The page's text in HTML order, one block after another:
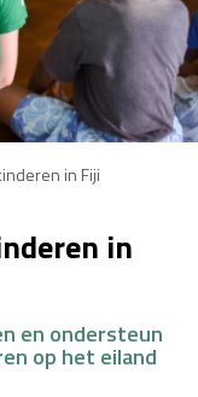
in Fiji
in
en ondersteun
op het eiland